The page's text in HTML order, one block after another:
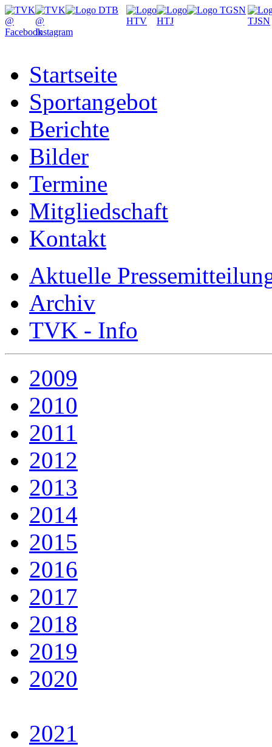
Startseite
Sportangebot
Berichte
Bilder
Termine
Mitgliedschaft
Kontakt
Aktuelle
Archiv
TVK - Info
2009
2010
2011
2012
2013
2014
2015
2016
2017
2018
2019
2020
2021